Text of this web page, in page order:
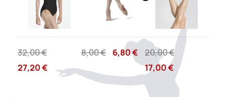
32,00 €
27,20 €
8,00 € 6,80 €
20,00 €
17,00 €